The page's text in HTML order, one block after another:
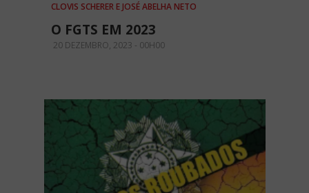
CLOVIS SCHERER E JOSÉ ABELHA NETO
O FGTS EM 2023
20 DEZEMBRO, 2023 - 00H00